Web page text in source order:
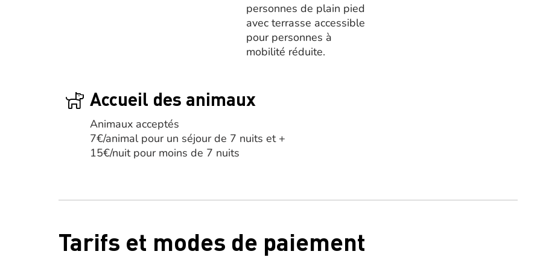
personnes de plain pied
avec terrasse accessible
pour personnes à
mobilité réduite.
Accueil des animaux
Animaux acceptés
7€/animal pour un séjour de 7 nuits et +
15€/nuit pour moins de 7 nuits
Tarifs et modes de paiement